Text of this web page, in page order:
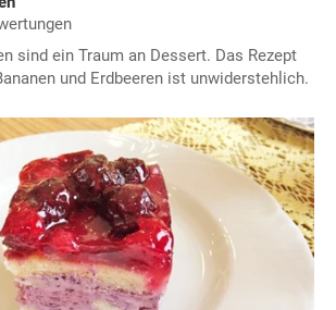
sind ein Traum an Dessert. Das Rezept
und Erdbeeren ist unwiderstehlich.